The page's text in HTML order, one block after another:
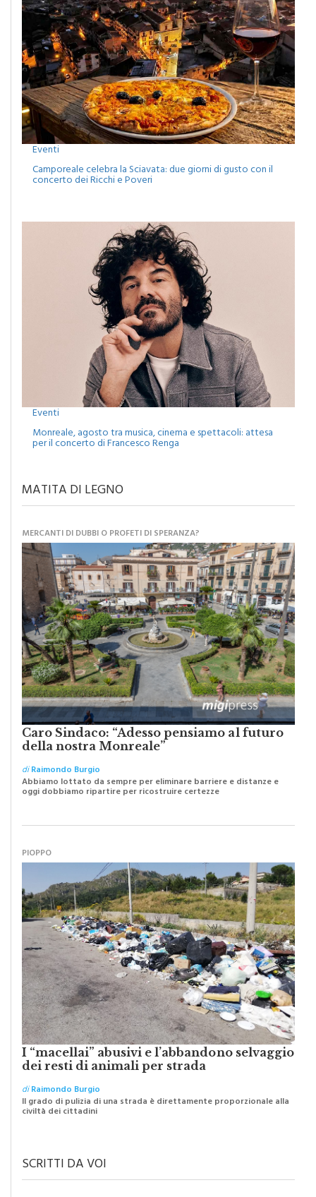
Eventi
Camporeale celebra la Sciavata: due giorni di gusto con il
Eventi
Monreale, agosto tra musica, cinema e spettacoli: attesa
MATITA DI LEGNO
MERCANTI DI DUBBI O PROFETI DI SPERANZA?
Caro Sindaco: “Adesso pensiamo al futuro
della nostra Monreale”
diRaimondo Burgio
I “macellai” abusivi e l’abbandono selvaggio
dei resti di animali per strada
diRaimondo Burgio
SCRITTI DA VOI